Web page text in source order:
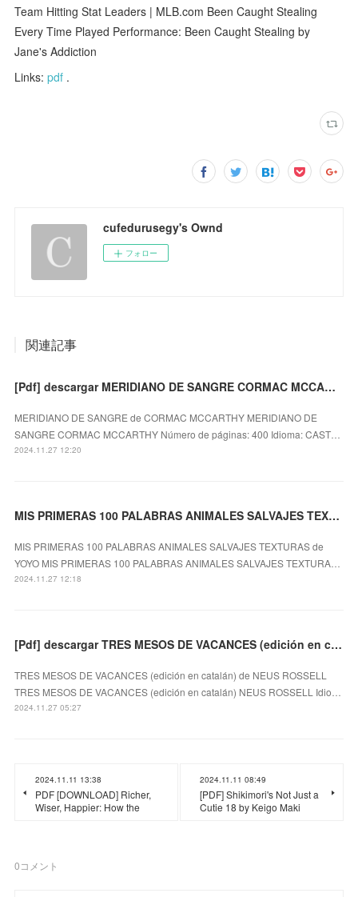
Team Hitting Stat Leaders | MLB.com Been Caught Stealing
Every Time Played Performance: Been Caught Stealing by
Jane's Addiction
Links:pdf .
cufedurusegy's Ownd
フォロー
関連記事
[Pdf] descargar MERIDIANO DE SANGRE CORMAC MCCARTHY
MERIDIANO DE SANGRE de CORMAC MCCARTHY MERIDIANO DE
SANGRE CORMAC MCCARTHY Número de páginas: 400 Idioma: CAST…
2024.11.27 12:20
MIS PRIMERAS 100 PALABRAS ANIMALES SALVAJES TEXTURAS EBOOK | YOYO
MIS PRIMERAS 100 PALABRAS ANIMALES SALVAJES TEXTURAS de
YOYO MIS PRIMERAS 100 PALABRAS ANIMALES SALVAJES TEXTURA…
2024.11.27 12:18
[Pdf] descargar TRES MESOS DE VACANCES (edición en catalán) NEUS ROSSELL
TRES MESOS DE VACANCES (edición en catalán) de NEUS ROSSELL
TRES MESOS DE VACANCES (edición en catalán) NEUS ROSSELL Idio…
2024.11.27 05:27
2024.11.11 13:38
PDF [DOWNLOAD] Richer,
Wiser, Happier: How the
2024.11.11 08:49
[PDF] Shikimori's Not Just a
Cutie 18 by Keigo Maki
0コメント